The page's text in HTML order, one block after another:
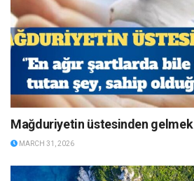
Mağduriyetin üstesinden gelmek
MARCH 31, 2026